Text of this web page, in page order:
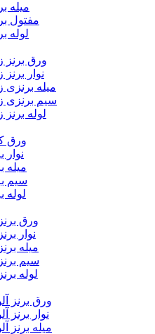
میله
مفتول
لوله
ورق برنز
نوار برنز
میله برنزی
سیم برنزی
لوله برنز
ورق
نوار
میله
سیم
لوله
ورق
نوار
میله
سیم
لوله
ورق برنز
نوار برنز
میله برنز